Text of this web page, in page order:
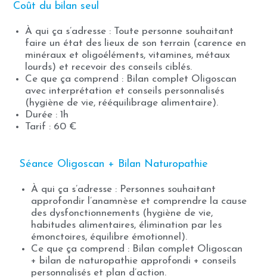
Coût du bilan seul
À qui ça s’adresse : Toute personne souhaitant
faire un état des lieux de son terrain (carence en
minéraux et oligoéléments, vitamines, métaux
lourds) et recevoir des conseils ciblés.
Ce que ça comprend : Bilan complet Oligoscan
avec interprétation et conseils personnalisés
(hygiène de vie, rééquilibrage alimentaire).
Durée : 1h
Tarif : 60 €
Séance Oligoscan + Bilan Naturopathie
À qui ça s’adresse : Personnes souhaitant
approfondir l’anamnèse et comprendre la cause
des dysfonctionnements (hygiène de vie,
habitudes alimentaires, élimination par les
émonctoires, équilibre émotionnel).
Ce que ça comprend : Bilan complet Oligoscan
+ bilan de naturopathie approfondi + conseils
personnalisés et plan d’action.